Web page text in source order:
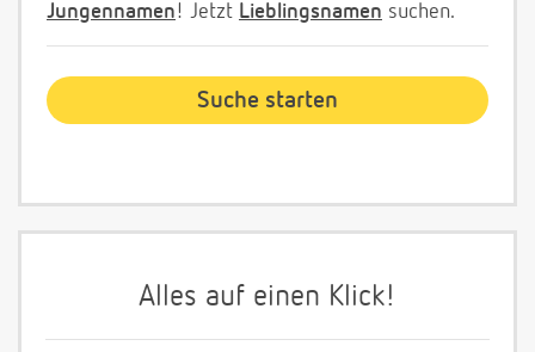
Jungennamen! Jetzt Lieblingsnamen suchen.
Alles auf einen Klick!